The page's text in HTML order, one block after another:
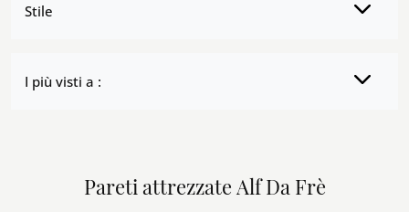
Stile
I più visti a :
Pareti attrezzate Alf Da Frè